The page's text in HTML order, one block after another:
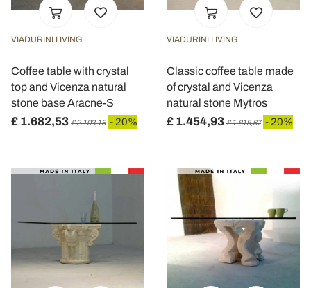
VIADURINI LIVING
Coffee table with crystal
top and Vicenza natural
stone base Aracne-S
£ 1.682,53 £ 2.103,16 - 20%
VIADURINI LIVING
Classic coffee table made
of crystal and Vicenza
natural stone Mytros
£ 1.454,93 £ 1.818,67 - 20%